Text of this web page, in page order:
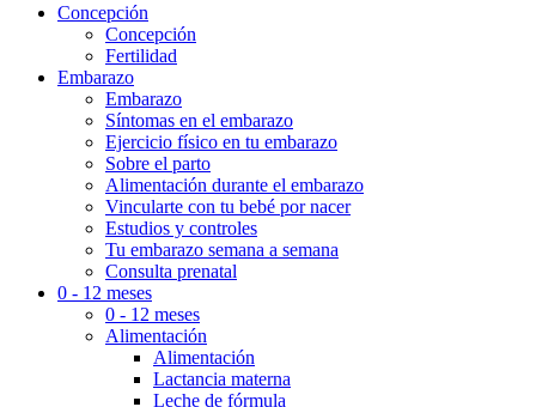
Concepción
Concepción
Fertilidad
Embarazo
Embarazo
Síntomas en el embarazo
Ejercicio físico en tu embarazo
Sobre el parto
Alimentación durante el embarazo
Vincularte con tu bebé por nacer
Estudios y controles
Tu embarazo semana a semana
Consulta prenatal
0 - 12 meses
0 - 12 meses
Alimentación
Alimentación
Lactancia materna
Leche de fórmula